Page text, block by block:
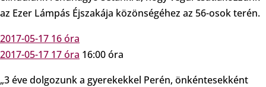
az Ezer Lámpás Éjszakája közönségéhez az 56-osok terén.
2017-05-17 16 óra
2017-05-17 17 óra 16:00 óra
„3 éve dolgozunk a gyerekekkel Perén, önkéntesekként